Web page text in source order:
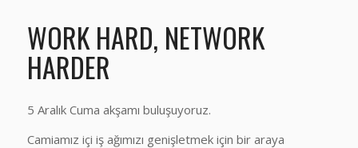
WORK HARD, NETWORK
HARDER
5 Aralık Cuma akşamı buluşuyoruz.
Camiamız içi iş ağımızı genişletmek için bir araya